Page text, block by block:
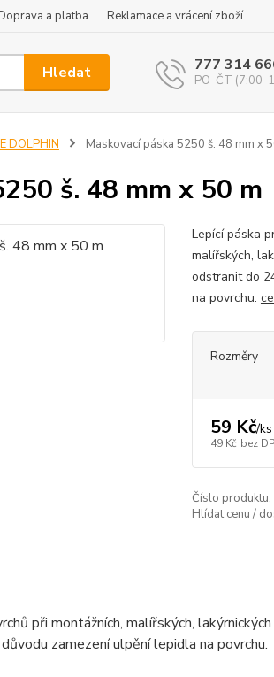
a platba Reklamace a vrácení zboží
Hledat 777 314
PO-ČT (7:00-
DOLPHIN Maskovací páska 5250 š. 48 mm x
š. 48 mm x 50 m
Lepící páska
malířských,
odstranit do
na povrchu.
Rozměry
59 Kč/ks
49 Kč bez
Číslo produktu:
Hlídat cenu /
při montážních, malířských,
zamezení ulpění lepidla na povrchu.